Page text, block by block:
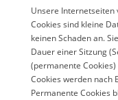
Unsere Internetseiten
Cookies sind kleine
keinen Schaden an.
Dauer einer Sitzung
(permanente
Cookies werden nach
Permanente Cookies